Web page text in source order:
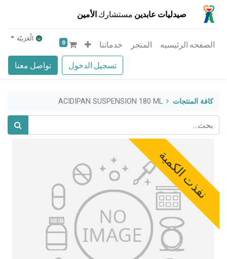
صيدليات عابدين مستشارك الأمين
تسجيل الدخول تواصل معنا
الصفحه الرئيسيه المتجر خدماتنا 0 الْعَرَبيّة
كافة المنتجات ACIDIPAN SUSPENSION 180 ML
نفذت الكمية